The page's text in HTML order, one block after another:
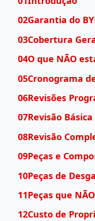
02Garantia do
03Cobertura
04O que NÃO
05Cronograma
06Revisões
07Revisão
08Revisão
09Peças e
10Peças de
11Peças que
12Custo de